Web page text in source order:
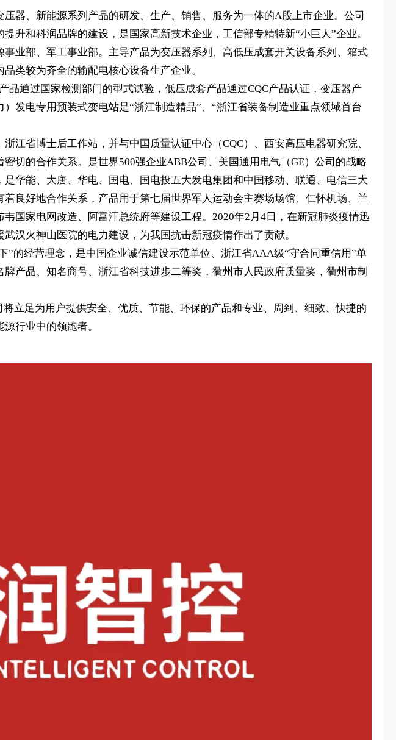
器、新能源系列产品的研发、生产、销售、服务为一体的A股上市企业。公司
升和科润品牌的建设，是国家高新技术企业，工信部专精特新“小巨人”企业。
业部、军工事业部。主导产品为变压器系列、高低压成套开关设备系列、箱式
类较为齐全的输配电核心设备生产企业。
品通过国家检测部门的型式试验，低压成套产品通过CQC产品认证，变压器产
发电专用预装式变电站是“浙江制造精品”、“浙江省装备制造业重点领域首台
江省博士后工作站，并与中国质量认证中心（CQC）、西安高压电器研究院、
切的合作关系。是世界500强企业ABB公司、美国通用电气（GE）公司的战略
华能、大唐、华电、国电、国电投五大发电集团和中国移动、联通、电信三大
良好地合作关系，产品用于第七届世界军人运动会主赛场场馆、仁怀机场、兰
国家电网改造、阿富汗总统府等建设工程。2020年2月4日，在新冠肺炎疫情迅
汉火神山医院的电力建设，为我国抗击新冠疫情作出了贡献。
的经营理念，是中国企业诚信建设示范单位、浙江省AAA级“守合同重信用”单
产品、知名商号、浙江省科技进步二等奖，衢州市人民政府质量奖，衢州市制
立足为用户提供安全、优质、节能、环保的产品和专业、周到、细致、快捷的
行业中的领跑者。